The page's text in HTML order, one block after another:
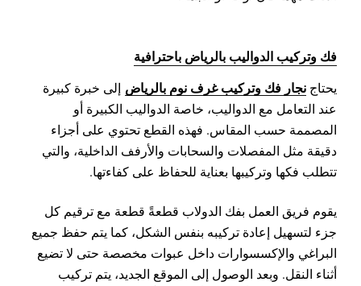
فك وتركيب الدواليب بالرياض باحترافية
يحتاج نجار فك وتركيب غرف نوم بالرياض إلى خبرة كبيرة
عند التعامل مع الدواليب، خاصة الدواليب الكبيرة أو
المصممة حسب المقاس. فهذه القطع تحتوي على أجزاء
دقيقة مثل المفصلات والسحابات والأرفف الداخلية، والتي
تتطلب فكها وتركيبها بعناية للحفاظ على كفاءتها.
يقوم فريق العمل بفك الدولاب قطعةً قطعة مع ترقيم كل
جزء لتسهيل إعادة تركيبه بنفس الشكل، كما يتم حفظ جميع
البراغي والإكسسوارات داخل عبوات مخصصة حتى لا تضيع
أثناء النقل. وبعد الوصول إلى الموقع الجديد، يتم تركيب